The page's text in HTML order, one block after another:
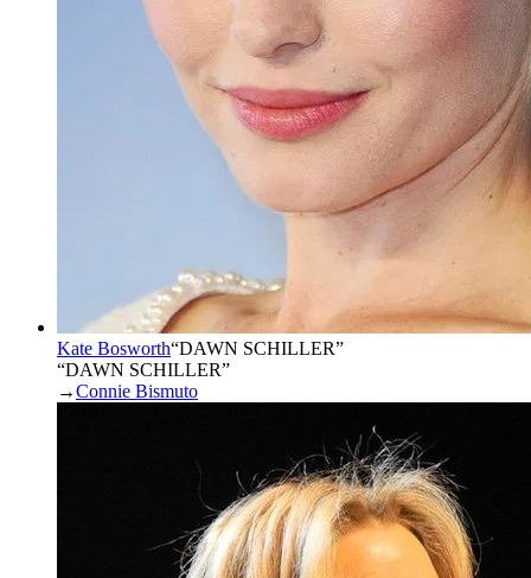
Kate Bosworth“DAWN SCHILLER”
“DAWN SCHILLER”
→Connie Bismuto